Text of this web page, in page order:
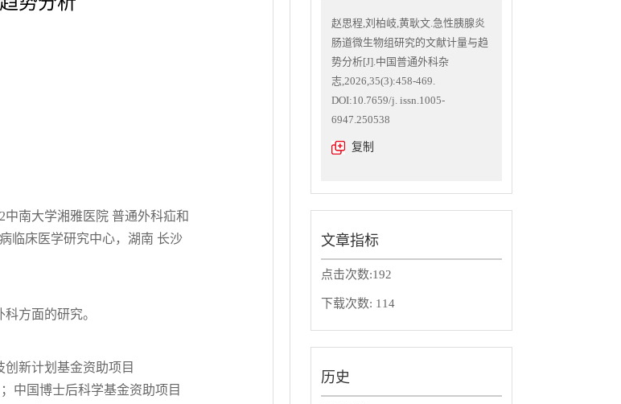
中南大学湘雅医院 普通外科疝和
临床医学研究中心，湖南 长沙
方面的研究。
创新计划基金资助项目
中国博士后科学基金资助项目
赵思程,刘柏岐,黄耿文.急性胰腺炎
肠道微生物组研究的文献计量与趋
势分析[J].中国普通外科杂
志,2026,35(3):458-469.
DOI:10.7659/j. issn.1005-
6947.250538
复制
文章指标
点击次数:192
下载次数: 114
历史